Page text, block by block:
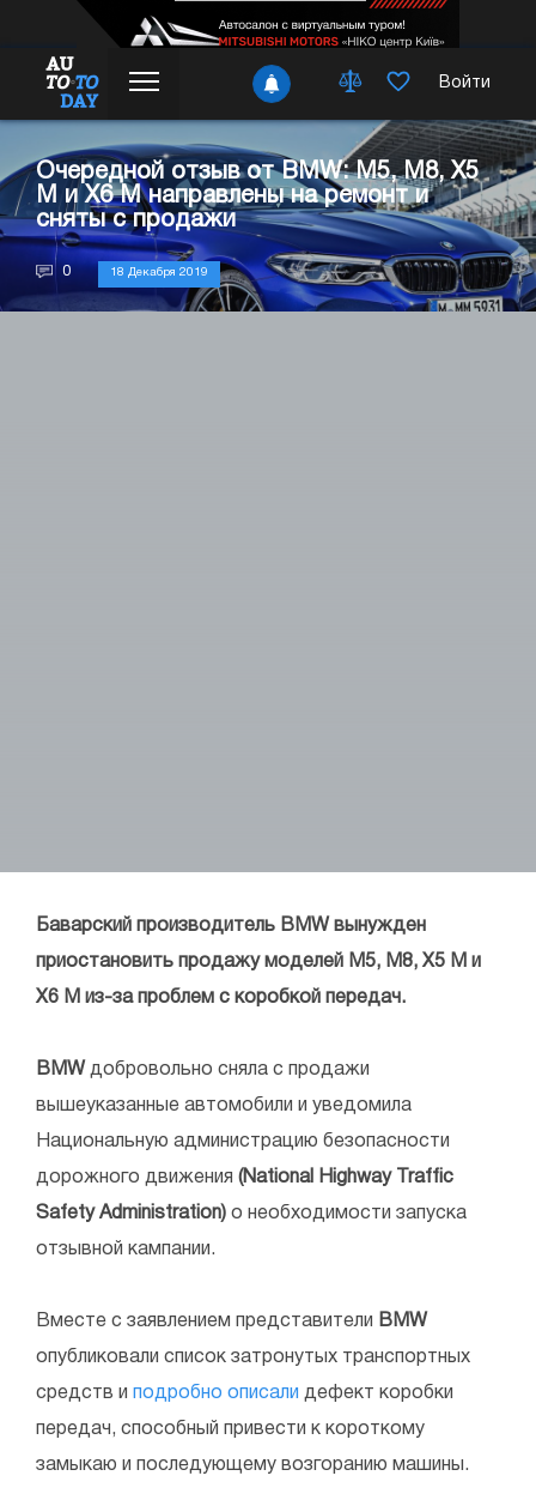
Войти
Очередной отзыв от BMW: M5, M8, X5
M и X6 M направлены на ремонт и
сняты с продажи
0 18 Декабря 2019
Баварский производитель BMW вынужден
приостановить продажу моделей M5, M8, X5 M и
X6 M из-за проблем с коробкой передач.
BMW добровольно сняла с продажи
вышеуказанные автомобили и уведомила
Национальную администрацию безопасности
дорожного движения (National Highway Traffic
Safety Administration) о необходимости запуска
отзывной кампании.
Вместе с заявлением представители BMW
опубликовали список затронутых транспортных
средств и подробно описали дефект коробки
передач, способный привести к короткому
замыкаю и последующему возгоранию машины.